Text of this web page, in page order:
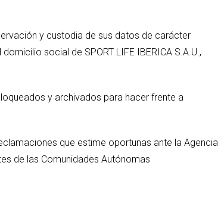
y custodia de sus datos de carácter
social de SPORT LIFE IBERICA S.A.U.,
y archivados para hacer frente a
que estime oportunas ante la Agencia
de las Comunidades Autónomas